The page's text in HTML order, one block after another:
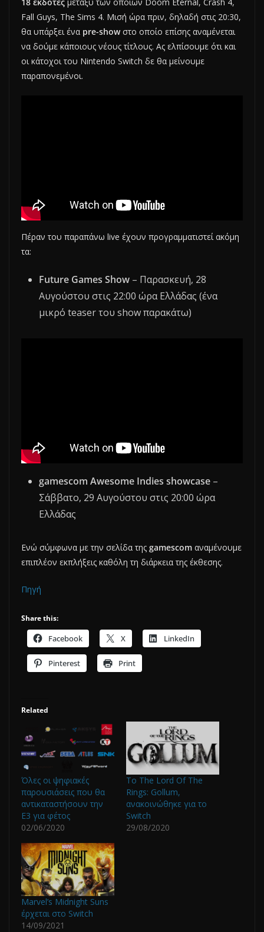
Fall Guys, The Sims 4. Μισή ώρα πριν, δηλαδή στις 20:30,
θα υπάρξει ένα pre-showστο οποίο επίσης αναμένεται
να δούμε κάποιους νέους τίτλους. Ας ελπίσουμε ότι και
οι κάτοχοι του Nintendo Switch δε θα μείνουμε
παραπονεμένοι.
Πέραν του παραπάνω live έχουν προγραμματιστεί ακόμη
τα:
Future Games Show – Παρασκευή, 28
Αυγούστου στις 22:00 ώρα Ελλάδας (ένα
μικρό teaser του show παρακάτω)
gamescom Awesome Indies showcase –
Σάββατο, 29 Αυγούστου στις 20:00 ώρα
Ελλάδας
Ενώ σύμφωνα με την σελίδα της gamescom αναμένουμε
επιπλέον εκπλήξεις καθόλη τη διάρκεια της έκθεσης.
Πηγή
Share this:
Facebook X LinkedIn
Pinterest Print
Related
Όλες οι ψηφιακές
παρουσιάσεις που θα
αντικαταστήσουν την
Ε3 για φέτος
02/06/2020
Το The Lord Of The
Rings: Gollum,
ανακοινώθηκε για το
Switch
29/08/2020
Marvel’s Midnight Suns
έρχεται στο Switch
14/09/2021